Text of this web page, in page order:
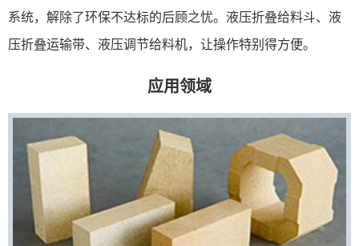
系统，解除了环保不达标的后顾之忧。液压折叠给料斗、液
压折叠运输带、液压调节给料机，让操作特别得方便。
应用领域